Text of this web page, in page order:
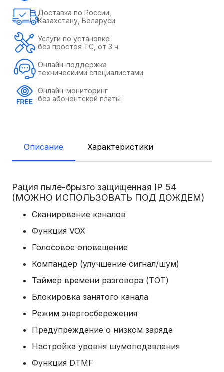
Описание Характеристики
Рация пыле-брызго защищенная IP 54
(МОЖНО ИСПОЛЬЗОВАТЬ ПОД ДОЖДЕМ)
Сканирование каналов
Функция VOX
Голосовое оповещение
Компандер (улучшение сигнал/шум)
Таймер времени разговора (TOT)
Блокировка занятого канала
Режим энергосбережения
Предупреждение о низком заряде
Настройка уровня шумоподавления
Функция DTMF
Доставка по России,
Казахстану, Беларуси
Услуги по установке
без простоя ТС, от 3 ч
Онлайн-поддержка
техническими специалистами
Онлайн-мониторинг
без абонентской платы